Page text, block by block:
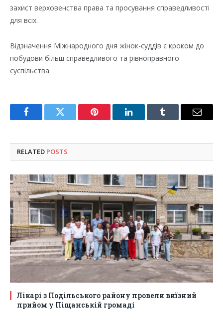
захист верховенства права та просування справедливості
для всіх.
Відзначення Міжнародного дня жінок-суддів є кроком до
побудови більш справедливого та рівноправного
суспільства.
FacebookTwitter Pinterest LinkedInTumblr Email
RELATED POSTS
Лікарі з Подільського району провели виїзний
прийом у Піщанській громаді